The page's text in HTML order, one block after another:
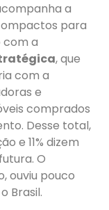
a
para
com a
, que
com a
e
comprados
Desse total,
e 11% dizem
O
ouviu pouco
Brasil.